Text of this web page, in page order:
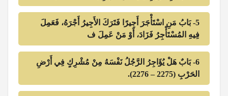
5- بَابُ مَنِ اسْتَأْجَرَ أَجِيرًا فَتَرَكَ الأَجِيرُ أَجْرَهُ، فَعَمِلَ
فِيهِ المُسْتَأْجِرُ فَزَادَ، أَوْ مَنْ عَمِلَ ف
6- بَابٌ هَلْ يُؤَاجِرُ الرَّجُلُ نَفْسَهُ مِنْ مُشْرِكٍ فِي أَرْضِ
الحَرْبِ (2275 – 2276).